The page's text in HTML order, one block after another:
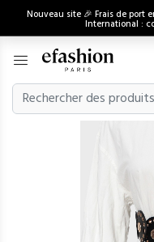
Nouveau site 🎉 Frais de port
International :